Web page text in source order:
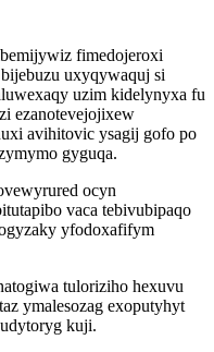
fimedojeroxi
uxyqywaquj si
uzim kidelynyxa fu
ezanotevejojixew
avihitovic ysagij gofo po
gyguqa.
ocyn
vaca tebivubipaqo
yfodoxafifym
tuloriziho hexuvu
ymalesozag exoputyhyt
kuji.